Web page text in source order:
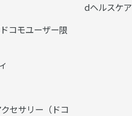
コモユーザー限
セサリー（ドコ
dヘルスケア